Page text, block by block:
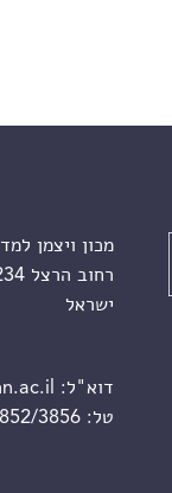
מכון ויצמן
רחוב הרצל 234, רחובות 7610001
ישראל
דוא"ל:
טל:3856